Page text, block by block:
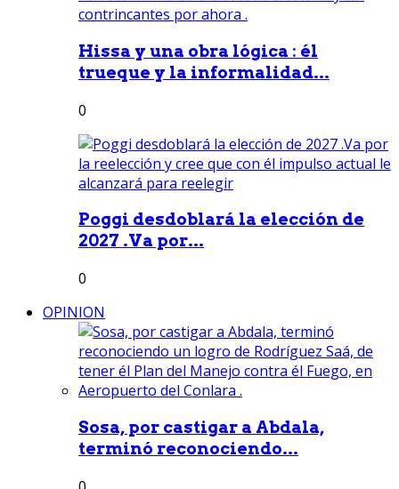
Hissa y una obra lógica : él
trueque y la informalidad...
0
Poggi desdoblará la elección de
2027 .Va por...
0
OPINION
Sosa, por castigar a Abdala,
terminó reconociendo...